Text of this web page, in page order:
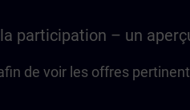
participation – un
de voir les offres